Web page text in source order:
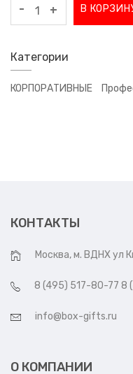
- + В
Категории
КОРПОРАТИВНЫЕ
КОНТАКТЫ
Москва, м. ВДНХ ул
8 (495) 517-80-77 8
info@box-gifts.ru
О КОМПАНИИ